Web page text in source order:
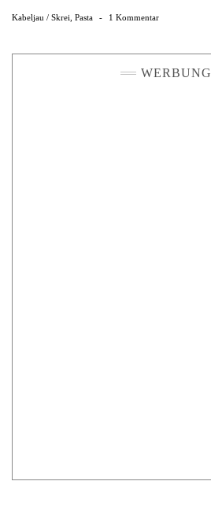
Kabeljau / Skrei Pasta - 1 Kommentar
WERBUNG